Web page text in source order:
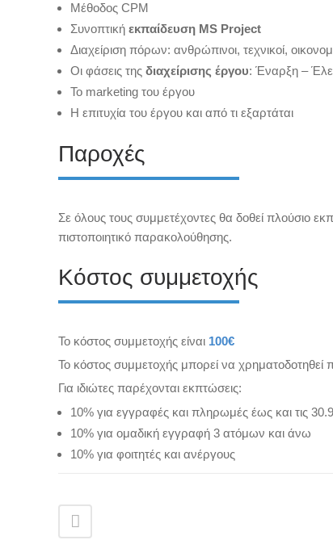
Μέθοδος CPM
Συνοπτική εκπαίδευση MS Project
Διαχείριση πόρων: ανθρώπινοι, τεχνικοί,
Οι φάσεις της διαχείρισης έργου: Έναρξη –
Το marketing του έργου
Η επιτυχία του έργου και από τι εξαρτάται
Παροχές
Σε όλους τους συμμετέχοντες θα δοθεί πλούσιο
πιστοποιητικό παρακολούθησης.
Κόστος συμμετοχής
Το κόστος συμμετοχής είναι 100€
Το κόστος συμμετοχής μπορεί να
Για ιδιώτες παρέχονται εκπτώσεις:
10% για εγγραφές και πληρωμές έως και τις
10% για ομαδική εγγραφή 3 ατόμων και άνω
10% για φοιτητές και ανέργους